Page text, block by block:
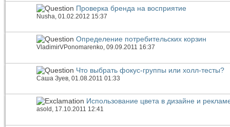
Проверка бренда на восприятие
Nusha, 01.02.2012 15:37
Определение потребительских корзин
VladimirVPonomarenko, 09.09.2011 16:37
Что выбрать фокус-группы или холл-тесты?
Саша Зуев, 01.08.2011 01:33
Использование цвета в дизайне и
asold , 17.10.2011 12:41